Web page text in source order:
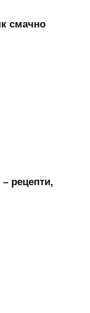
смачно
рецепти,